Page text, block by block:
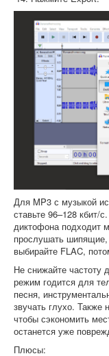
Для MP3 с музыкой
ставьте 96–128 кбит/
диктофона подходит
прослушать
выбирайте FLAC,
Не снижайте частоту
режим годится для
песня,
звучать глухо. Также
чтобы сэкономить
останется уже
Плюсы: